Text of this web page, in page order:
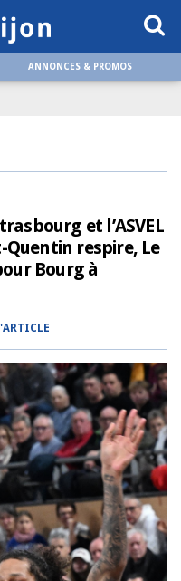
ANNONCES & PROMOS
et l’ASVEL
respire, Le
Bourg à